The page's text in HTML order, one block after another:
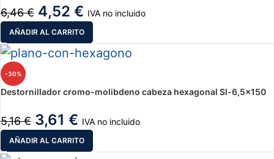
6,46€ 4,52 € IVA no incluido
AÑADIR AL CARRITO
-30%
Destornillador cromo-molibdeno cabeza hexagonal Sl-6,5×150
5,16€ 3,61 € IVA no incluido
AÑADIR AL CARRITO